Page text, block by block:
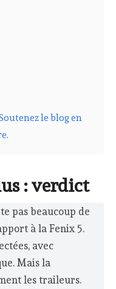
le blog en
: verdict
pas beaucoup de
à la Fenix 5.
avec
Mais la
les traileurs.